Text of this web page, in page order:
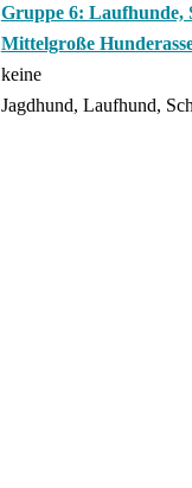
Gruppe 6: Laufhunde,
Mittelgroße
keine
Jagdhund, Laufhund,